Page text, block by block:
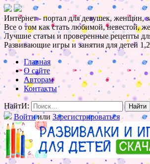
Интернет - портал для девушек, женщин,
Все о том как стать любимой, невестой,
Лучшие статьи и проверенные рецепты
Развивающие игры и занятия для детей
Главная
О сайте
Авторам
Контакты
НайтИ:
Войтиили Зарегистрироваться